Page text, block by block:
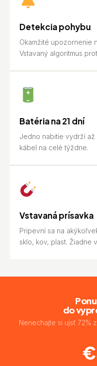
Detekcia pohybu
Okamžité upozornenie
Vstavaný algoritmus
Batéria na 21 dní
Jedno nabitie vydrží až
kábel na celé týždne.
Vstavaná prísavka
Pripevní sa na
sklo, kov, plast. Žiadne
do
Nenechajte si ujsť 72%